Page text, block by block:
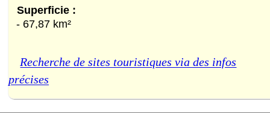
Superficie :
- 67,87 km²
Recherche de sites touristiques via des infos
précises